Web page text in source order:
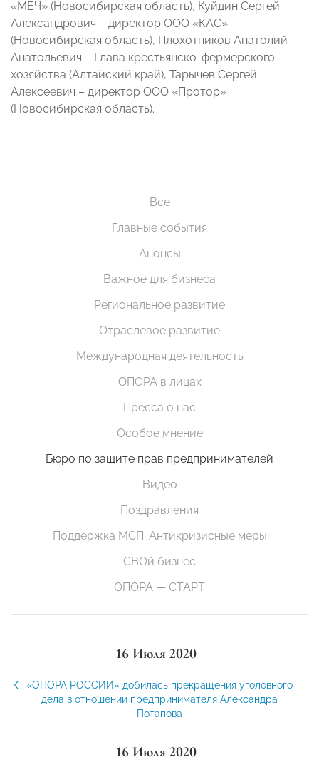
«МЕЧ» (Новосибирская область), Куйдин Сергей
Александрович – директор ООО «КАС»
(Новосибирская область), Плохотников Анатолий
Анатольевич – Глава крестьянско-фермерского
хозяйства (Алтайский край), Тарычев Сергей
Алексеевич – директор ООО «Протор»
(Новосибирская область).
Все
Главные события
Анонсы
Важное для бизнеса
Региональное развитие
Отраслевое развитие
Международная деятельность
ОПОРА в лицах
Пресса о нас
Особое мнение
Бюро по защите прав предпринимателей
Видео
Поздравления
Поддержка МСП. Антикризисные меры
СВОй бизнес
ОПОРА — СТАРТ
16 Июля 2020
«ОПОРА РОССИИ» добилась прекращения уголовного
дела в отношении предпринимателя Александра
Потапова
16 Июля 2020